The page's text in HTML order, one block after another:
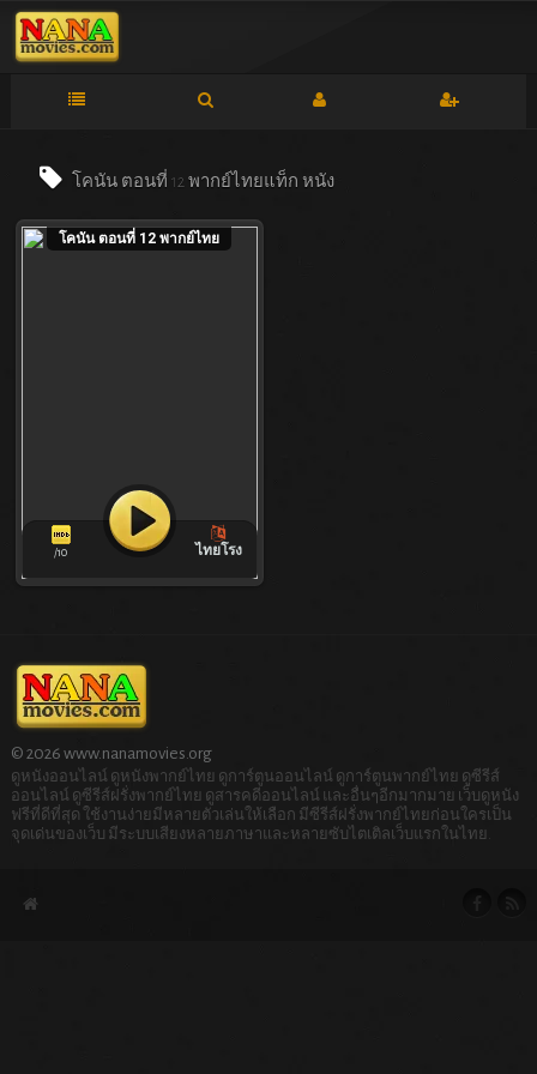
โคนัน ตอนที่ 12 พากย์ไทยแท็ก หนัง
โคนัน ตอนที่ 12 พากย์ไทย
/10 ไทยโรง
© 2026 www.nanamovies.org
ดูหนังออนไลน์ ดูหนังพากย์ไทย ดูการ์ตูนออนไลน์ ดูการ์ตูนพากย์ไทย ดูซีรีส์
ออนไลน์ ดูซีรีส์ฝรั่งพากย์ไทย ดูสารคดีออนไลน์ และอื่นๆอีกมากมาย เว็บดูหนัง
ฟรีที่ดีที่สุด ใช้งานง่ายมีหลายตัวเล่นให้เลือก มีซีรีส์ฝรั่งพากย์ไทยก่อนใครเป็น
จุดเด่นของเว็บ มีระบบเสียงหลายภาษาและหลายซับไตเติลเว็บแรกในไทย.